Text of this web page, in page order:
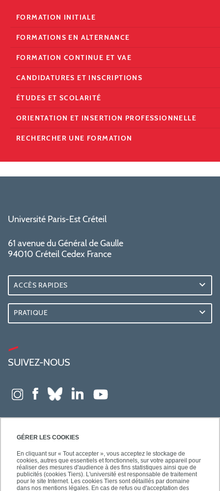
GÉRER LES COOKIES
En cliquant sur « Tout accepter », vous acceptez le stockage de
cookies, autres que essentiels et fonctionnels, sur votre appareil pour
réaliser des mesures d'audience à des fins statistiques ainsi que de
publicités (cookies Tiers). L'université est responsable de traitement
pour le site Internet. Les cookies Tiers sont détaillés par domaine
dans nos mentions légales. En cas de refus ou d'acceptation des
FORMATION INITIALE
FORMATIONS EN ALTERNANCE
FORMATION CONTINUE ET VAE
CANDIDATURES ET INSCRIPTIONS
ÉTUDES ET SCOLARITÉ
ORIENTATION ET INSERTION PROFESSIONNELLE
RECHERCHER UNE FORMATION
Université Paris-Est Créteil
61 avenue du Général de Gaulle
94010 Créteil Cedex France
ACCÈS RAPIDES
PRATIQUE
SUIVEZ-NOUS